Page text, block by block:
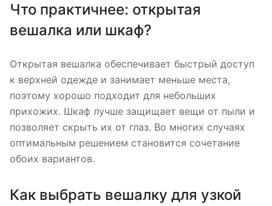
Что практичнее: открытая
вешалка или шкаф?
Открытая вешалка обеспечивает быстрый доступ
к верхней одежде и занимает меньше места,
поэтому хорошо подходит для небольших
прихожих. Шкаф лучше защищает вещи от пыли и
позволяет скрыть их от глаз. Во многих случаях
оптимальным решением становится сочетание
обоих вариантов.
Как выбрать вешалку для узкой